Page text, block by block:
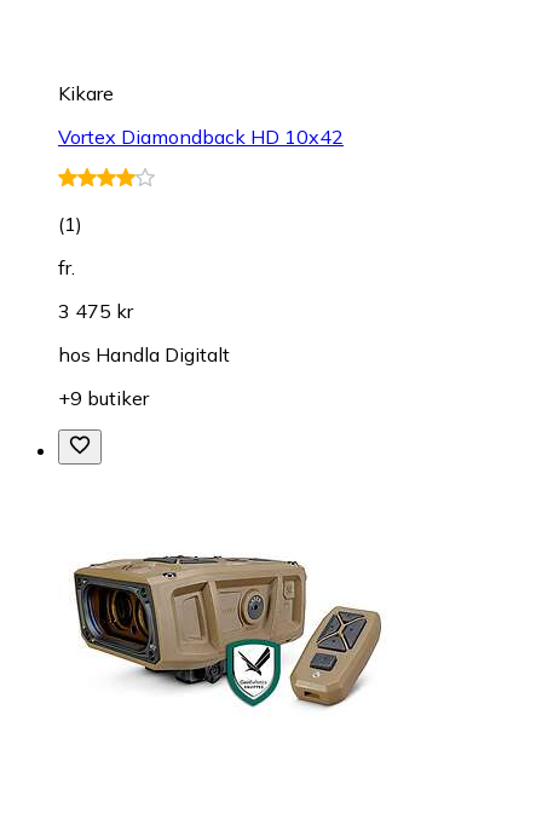
Kikare
Vortex Diamondback HD 10x42
(1)
fr.
3 475 kr
hos Handla Digitalt
+9 butiker